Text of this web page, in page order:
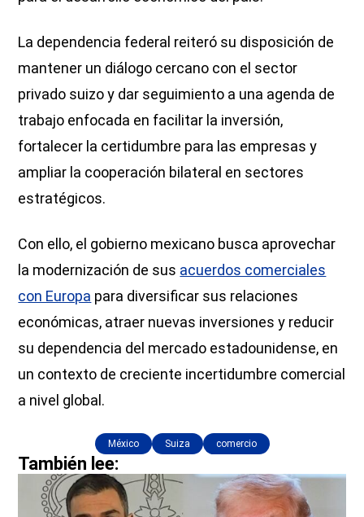
La dependencia federal reiteró su disposición de
mantener un diálogo cercano con el sector
privado suizo y dar seguimiento a una agenda de
trabajo enfocada en facilitar la inversión,
fortalecer la certidumbre para las empresas y
ampliar la cooperación bilateral en sectores
estratégicos.
Con ello, el gobierno mexicano busca aprovechar
la modernización de sus acuerdos comerciales
con Europa para diversificar sus relaciones
económicas, atraer nuevas inversiones y reducir
su dependencia del mercado estadounidense, en
un contexto de creciente incertidumbre comercial
a nivel global.
México Suiza comercio
También lee: